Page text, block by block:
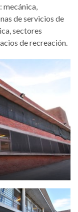
de servicios de
sectores
de recreación.